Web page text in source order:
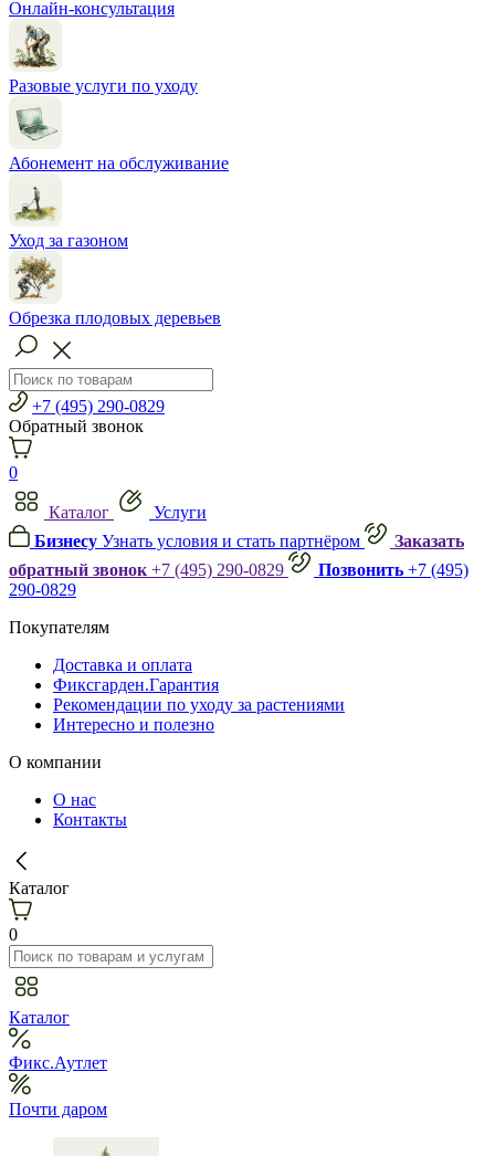
Онлайн-консультация
Разовые услуги по уходу
Абонемент на обслуживание
Уход за газоном
Обрезка плодовых деревьев
+7 (495) 290-0829
Обратный звонок
0
Каталог
Услуги
Бизнесу Узнать условия и стать партнёром
Заказать
обратный звонок +7 (495) 290-0829 Позвонить +7 (495)
290-0829
Покупателям
Доставка и оплата
Фиксгарден.Гарантия
Рекомендации по уходу за растениями
Интересно и полезно
О компании
О нас
Контакты
Каталог
0
Каталог
Фикс.Аутлет
Почти даром